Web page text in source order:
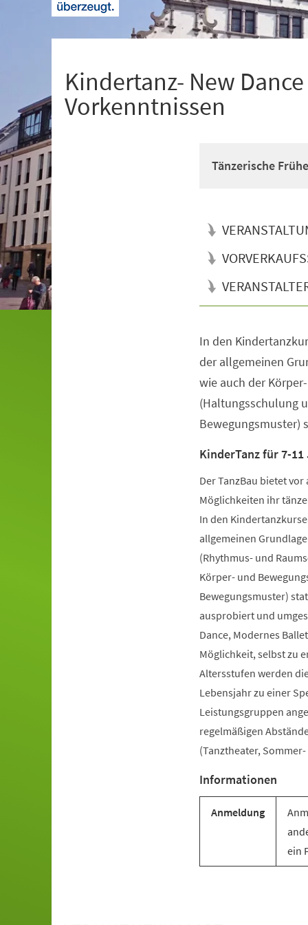
Kindertanz- New
Vorkenntnissen
Tänzerische
In den
der allgemeinen
wie auch der
(Haltungsschulung
Bewegungsmuster)
KinderTanz für 7-
Der TanzBau bietet
Möglichkeiten ihr
In den
allgemeinen
(Rhythmus- und
Körper- und
Bewegungsmuster)
ausprobiert und
Dance, Modernes
Möglichkeit, selbst zu
Altersstufen werden
Lebensjahr zu einer
Leistungsgruppen
regelmäßigen
(Tanztheater,
Informationen
Anmeldung
ein